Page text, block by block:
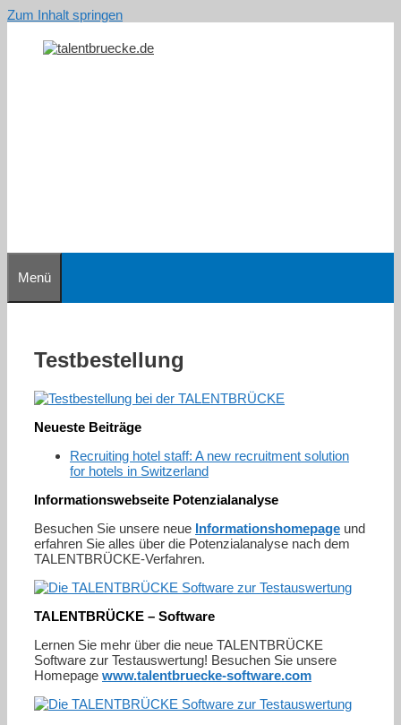
Zum Inhalt springen
Menü
Testbestellung
Neueste Beiträge
Recruiting hotel staff: A new recruitment solution
for hotels in Switzerland
Informationswebseite Potenzialanalyse
Besuchen Sie unsere neue Informationshomepage und
erfahren Sie alles über die Potenzialanalyse nach dem
TALENTBRÜCKE-Verfahren.
TALENTBRÜCKE – Software
Lernen Sie mehr über die neue TALENTBRÜCKE
Software zur Testauswertung! Besuchen Sie unsere
Homepage www.talentbruecke-software.com